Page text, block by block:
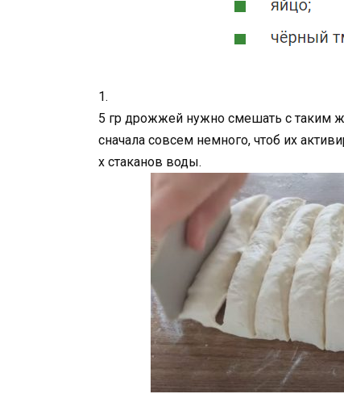
1.
5 гр дрожжей нужно смешать с таким
сначала совсем немного, чтоб их
х стаканов воды.